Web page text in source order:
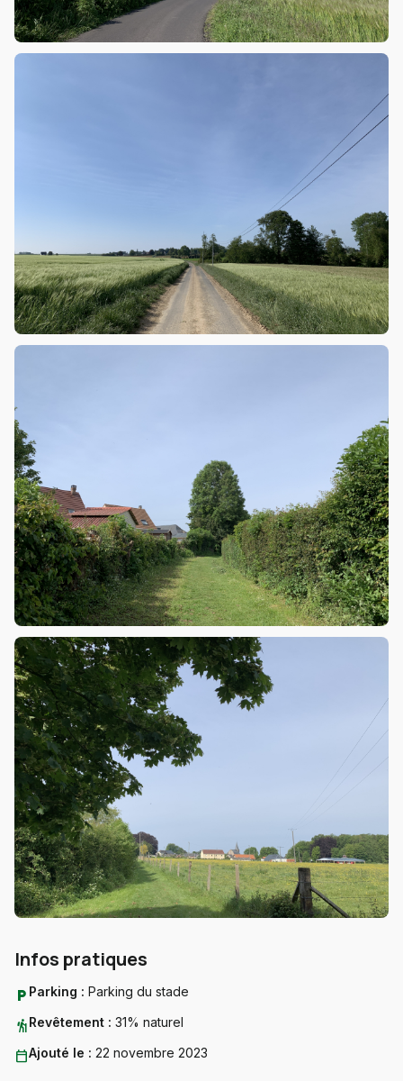
Infos pratiques
local_parking Parking : Parking du stade
hikingRevêtement : 31% naturel
calendar_todayAjouté le : 22 novembre 2023